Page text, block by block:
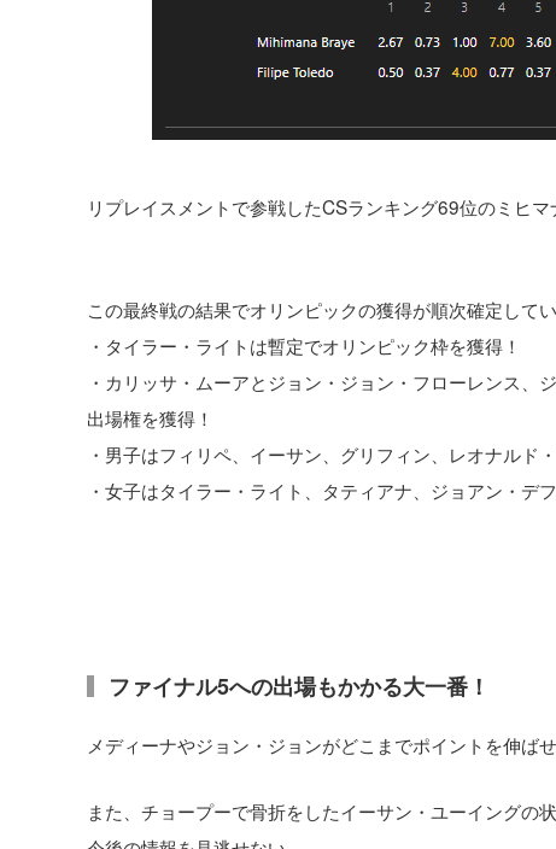
リプレイスメントで参戦したCSランキング69位のミヒ
この最終戦の結果でオリンピックの獲得が順次確定してい
・タイラー・ライトは暫定でオリンピック枠を獲得！
・カリッサ・ムーアとジョン・ジョン・フローレンス
出場権を獲得！
・男子はフィリペ、イーサン、グリフィン、レオナルド
・女子はタイラー・ライト、タティアナ、ジョアン・デ
ファイナル5への出場もかかる大一番！
メディーナやジョン・ジョンがどこまでポイントを伸ば
また、チョープーで骨折をしたイーサン・ユーイングの